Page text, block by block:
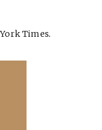
Times.